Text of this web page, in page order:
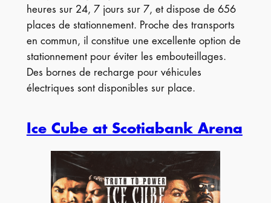
heures sur 24, 7 jours sur 7, et dispose de 656
places de stationnement. Proche des transports
en commun, il constitue une excellente option de
stationnement pour éviter les embouteillages.
Des bornes de recharge pour véhicules
électriques sont disponibles sur place.
Ice Cube at Scotiabank Arena